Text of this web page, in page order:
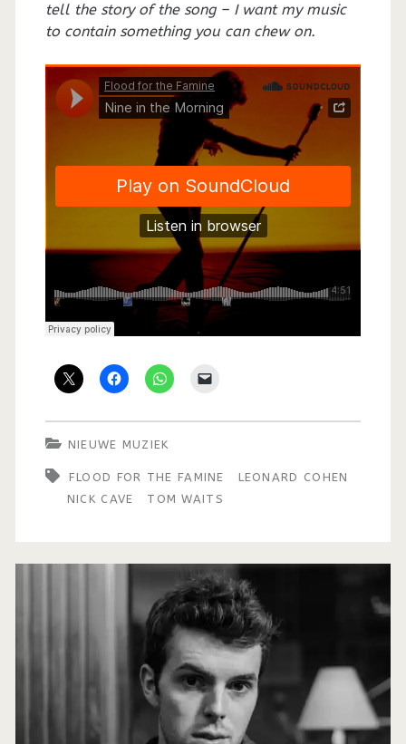
tell the story of the song – I want my music
to contain something you can chew on.
NIEUWE MUZIEK
FLOOD FOR THE FAMINE
LEONARD COHEN
NICK CAVE
TOM WAITS